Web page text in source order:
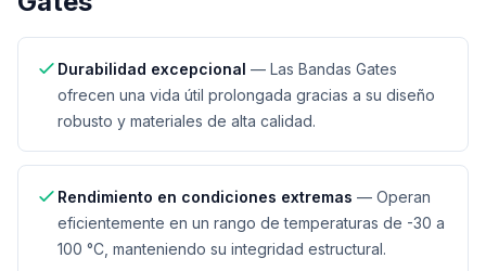
Durabilidad excepcional — Las Bandas Gates
ofrecen una vida útil prolongada gracias a su diseño
robusto y materiales de alta calidad.
Rendimiento en condiciones extremas — Operan
eficientemente en un rango de temperaturas de -30 a
100 °C, manteniendo su integridad estructural.